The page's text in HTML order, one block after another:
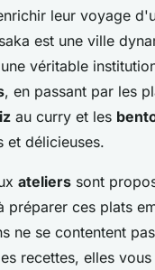
leur voyage
est une ville
véritable
, en passant par les
au curry et les
et délicieuses.
ateliers sont
préparer ces plats
ne se contentent
recettes, elles